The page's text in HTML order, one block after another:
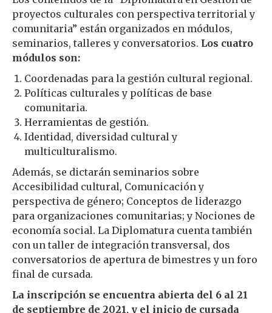
proyectos culturales con perspectiva territorial y
comunitaria” están organizados en módulos,
seminarios, talleres y conversatorios. Los cuatro
módulos son:
Coordenadas para la gestión cultural regional.
Políticas culturales y políticas de base
comunitaria.
Herramientas de gestión.
Identidad, diversidad cultural y
multiculturalismo.
Además, se dictarán seminarios sobre
Accesibilidad cultural, Comunicación y
perspectiva de género; Conceptos de liderazgo
para organizaciones comunitarias; y Nociones de
economía social. La Diplomatura cuenta también
con un taller de integración transversal, dos
conversatorios de apertura de bimestres y un foro
final de cursada.
La inscripción se encuentra abierta del 6 al 21
de septiembre de 2021, y el inicio de cursada